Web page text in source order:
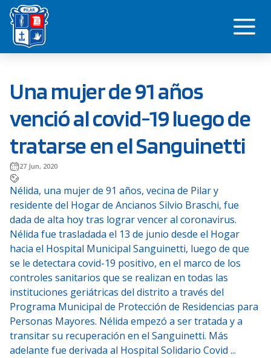
Saltar
contenido
Una mujer de 91 años
venció al covid-19 luego de
tratarse en el Sanguinetti
27 Jun, 2020
Nélida, una mujer de 91 años, vecina de Pilar y
residente del Hogar de Ancianos Silvio Braschi, fue
dada de alta hoy tras lograr vencer al coronavirus.
Nélida fue trasladada el 13 de junio desde el Hogar
hacia el Hospital Municipal Sanguinetti, luego de que
se le detectara covid-19 positivo, en el marco de los
controles sanitarios que se realizan en todas las
instituciones geriátricas del distrito a través del
Programa Municipal de Protección de Residencias para
Personas Mayores. Nélida empezó a ser tratada y a
transitar su recuperación en el Sanguinetti. Más
adelante fue derivada al Hospital Solidario Covid ...